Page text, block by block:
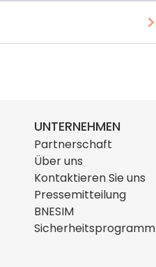
UNTERNEHMEN
Partnerschaft
Über uns
Kontaktieren Sie uns
Pressemitteilung
BNESIM
Sicherheitsprogramm